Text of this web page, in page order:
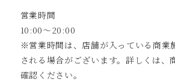
営業時間
10:00～20:00
※営業時間は、店舗が入っている商業
される場合がございます。詳しくは、
確認ください。